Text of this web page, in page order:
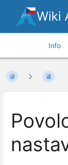
Wiki
Info